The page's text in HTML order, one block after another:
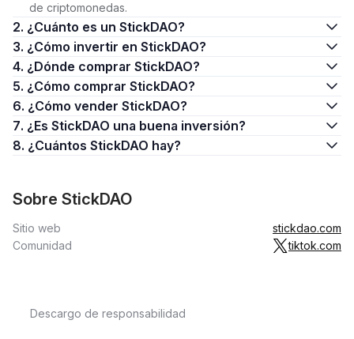
de criptomonedas.
2. ¿Cuánto es un StickDAO?
3. ¿Cómo invertir en StickDAO?
4. ¿Dónde comprar StickDAO?
5. ¿Cómo comprar StickDAO?
6. ¿Cómo vender StickDAO?
7. ¿Es StickDAO una buena inversión?
8. ¿Cuántos StickDAO hay?
Sobre StickDAO
Sitio web
stickdao.com
Comunidad
tiktok.com
Descargo de responsabilidad